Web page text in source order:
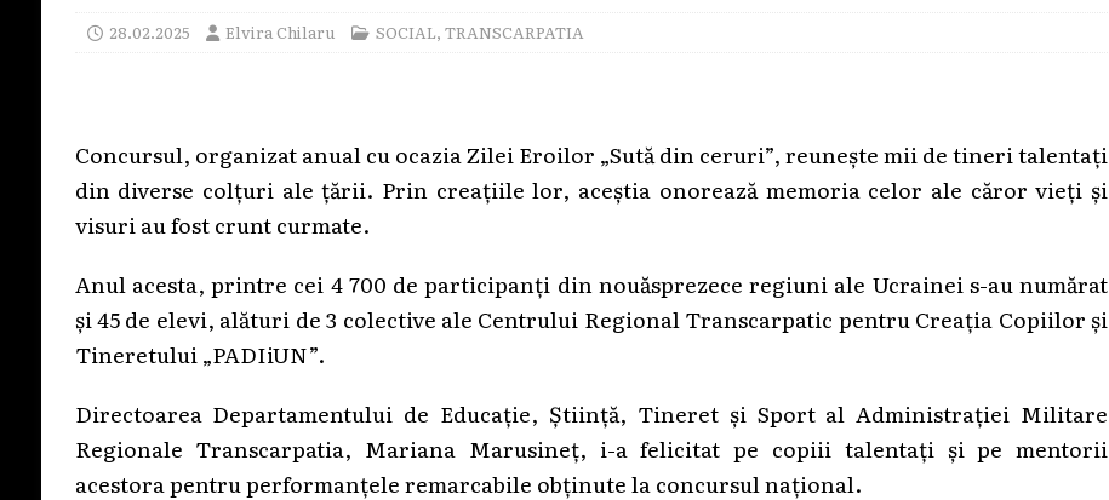
28.02.2025 Elvira Chilaru SOCIAL, TRANSCARPATIA
Concursul, organizat anual cu ocazia Zilei Eroilor „Sută din ceruri”, reunește mii de tineri talentați
din diverse colțuri ale țării. Prin creațiile lor, aceștia onorează memoria celor ale căror vieți și
visuri au fost crunt curmate.
Anul acesta, printre cei 4 700 de participanți din nouăsprezece regiuni ale Ucrainei s-au numărat
și 45 de elevi, alături de 3 colective ale Centrului Regional Transcarpatic pentru Creația Copiilor și
Tineretului „PADIiUN”.
Directoarea Departamentului de Educație, Știință, Tineret și Sport al Administrației Militare
Regionale Transcarpatia, Mariana Marusineț, i-a felicitat pe copiii talentați și pe mentorii
acestora pentru performanțele remarcabile obținute la concursul național.